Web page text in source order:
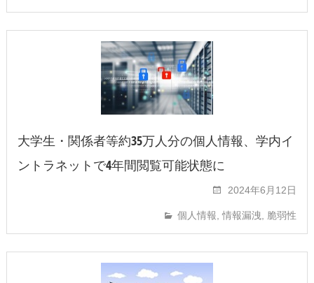
大学生・関係者等約35万人分の個人情報、学内イ
ントラネットで4年間閲覧可能状態に
2024年6月12日
個人情報 ,情報漏洩 脆弱性